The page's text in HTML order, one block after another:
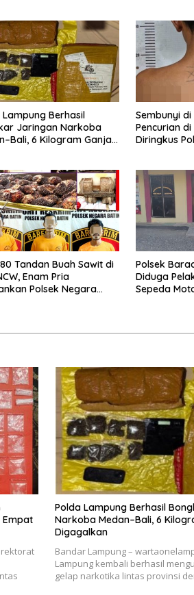
Lampung Berhasil
Jaringan Narkoba
6 Kilogram Ganja
Sembunyi di
Pencurian
Diringkus
Tandan Buah Sawit di
Enam Pria
Polsek Negara
Polsek
Diduga
Sepeda
Empat
Polda Lampung Berhasil
Narkoba Medan–Bali, 6
Digagalkan
Bandar Lampung –
Lampung kembali berhasil
gelap narkotika lintas provinsi